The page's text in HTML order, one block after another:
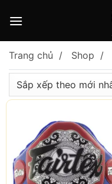
Trang chủ Shop